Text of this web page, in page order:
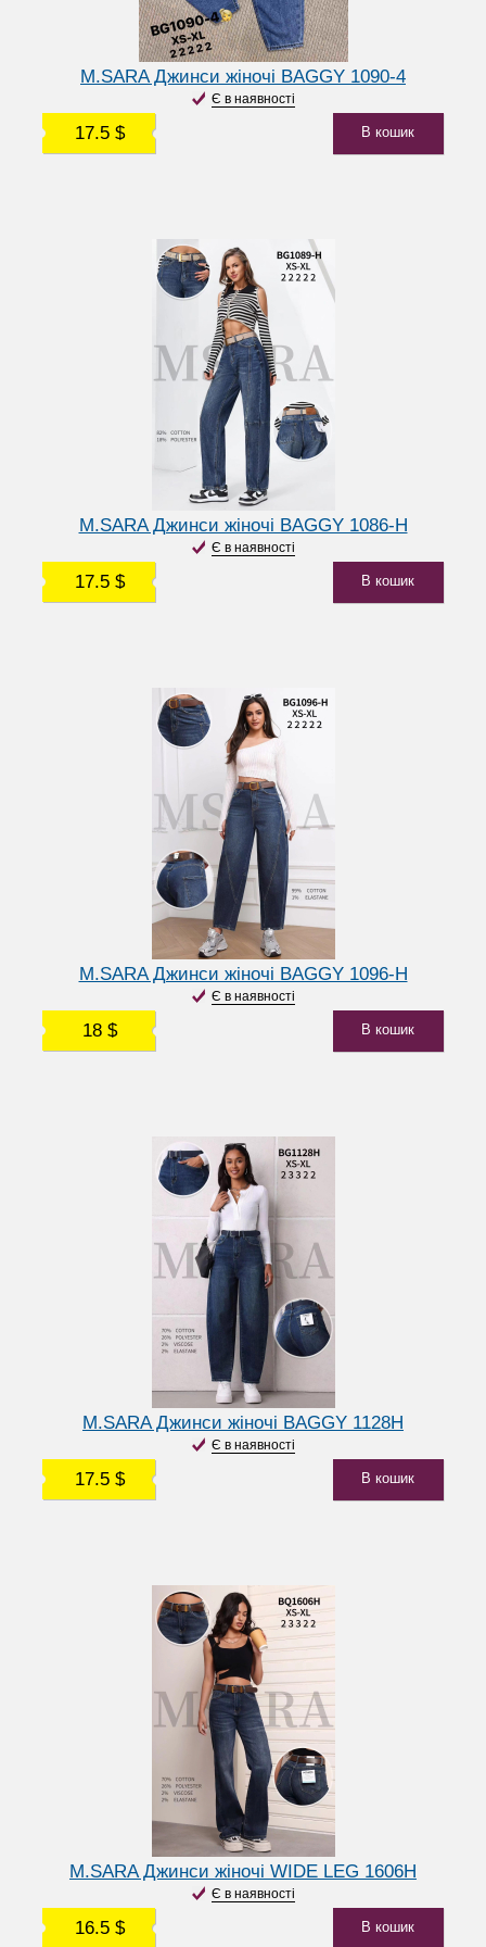
M.SARA Джинси жіночі BAGGY 1090-4
Є в наявності
17.5 $ В кошик
M.SARA Джинси жіночі BAGGY 1086-H
Є в наявності
17.5 $ В кошик
M.SARA Джинси жіночі BAGGY 1096-H
Є в наявності
18 $ В кошик
M.SARA Джинси жіночі BAGGY 1128H
Є в наявності
17.5 $ В кошик
M.SARA Джинси жіночі WIDE LEG 1606H
Є в наявності
16.5 $ В кошик